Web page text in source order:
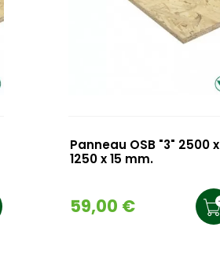
Panneau OSB "3" 2500 x
1250 x 15 mm.
59,00 €